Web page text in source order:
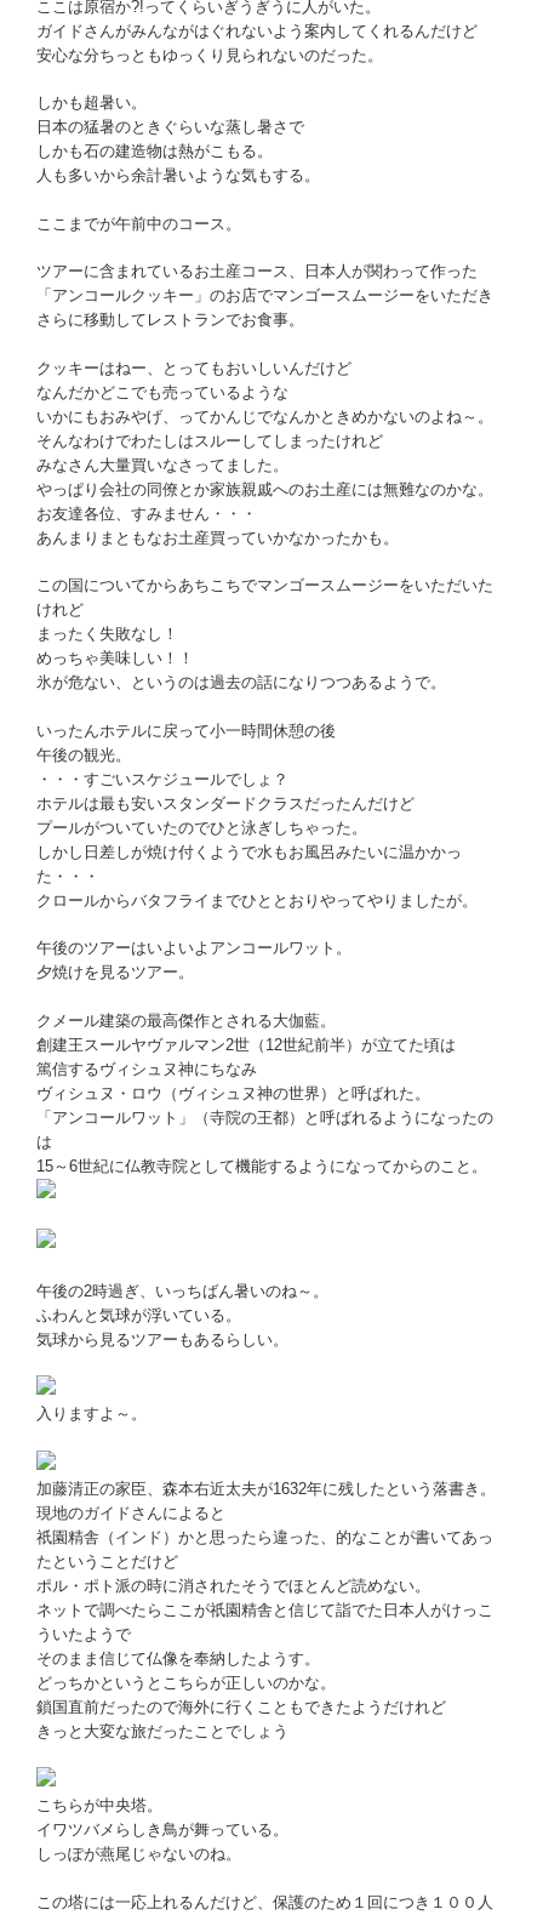
ここは原宿か?!ってくらいぎうぎうに人がいた。
ガイドさんがみんながはぐれないよう案内してくれるんだけど
安心な分ちっともゆっくり見られないのだった。
しかも超暑い。
日本の猛暑のときぐらいな蒸し暑さで
しかも石の建造物は熱がこもる。
人も多いから余計暑いような気もする。
ここまでが午前中のコース。
ツアーに含まれているお土産コース、日本人が関わって作った
「アンコールクッキー」のお店でマンゴースムージーをいただき
さらに移動してレストランでお食事。
クッキーはねー、とってもおいしいんだけど
なんだかどこでも売っているような
いかにもおみやげ、ってかんじでなんかときめかないのよね～。
そんなわけでわたしはスルーしてしまったけれど
みなさん大量買いなさってました。
やっぱり会社の同僚とか家族親戚へのお土産には無難なのかな。
お友達各位、すみません・・・
あんまりまともなお土産買っていかなかったかも。
この国についてからあちこちでマンゴースムージーをいただいた
けれど
まったく失敗なし！
めっちゃ美味しい！！
氷が危ない、というのは過去の話になりつつあるようで。
いったんホテルに戻って小一時間休憩の後
午後の観光。
・・・すごいスケジュールでしょ？
ホテルは最も安いスタンダードクラスだったんだけど
プールがついていたのでひと泳ぎしちゃった。
しかし日差しが焼け付くようで水もお風呂みたいに温かかっ
た・・・
クロールからバタフライまでひととおりやってやりましたが。
午後のツアーはいよいよアンコールワット。
夕焼けを見るツアー。
クメール建築の最高傑作とされる大伽藍。
創建王スールヤヴァルマン2世（12世紀前半）が立てた頃は
篤信するヴィシュヌ神にちなみ
ヴィシュヌ・ロウ（ヴィシュヌ神の世界）と呼ばれた。
「アンコールワット」（寺院の王都）と呼ばれるようになったの
は
15～6世紀に仏教寺院として機能するようになってからのこと。
午後の2時過ぎ、いっちばん暑いのね～。
ふわんと気球が浮いている。
気球から見るツアーもあるらしい。
入りますよ～。
加藤清正の家臣、森本右近太夫が1632年に残したという落書き。
現地のガイドさんによると
祇園精舎（インド）かと思ったら違った、的なことが書いてあっ
たということだけど
ポル・ポト派の時に消されたそうでほとんど読めない。
ネットで調べたらここが祇園精舎と信じて詣でた日本人がけっこ
ういたようで
そのまま信じて仏像を奉納したようす。
どっちかというとこちらが正しいのかな。
鎖国直前だったので海外に行くこともできたようだけれど
きっと大変な旅だったことでしょう
こちらが中央塔。
イワツバメらしき鳥が舞っている。
しっぽが燕尾じゃないのね。
この塔には一応上れるんだけど、保護のため１回につき１００人